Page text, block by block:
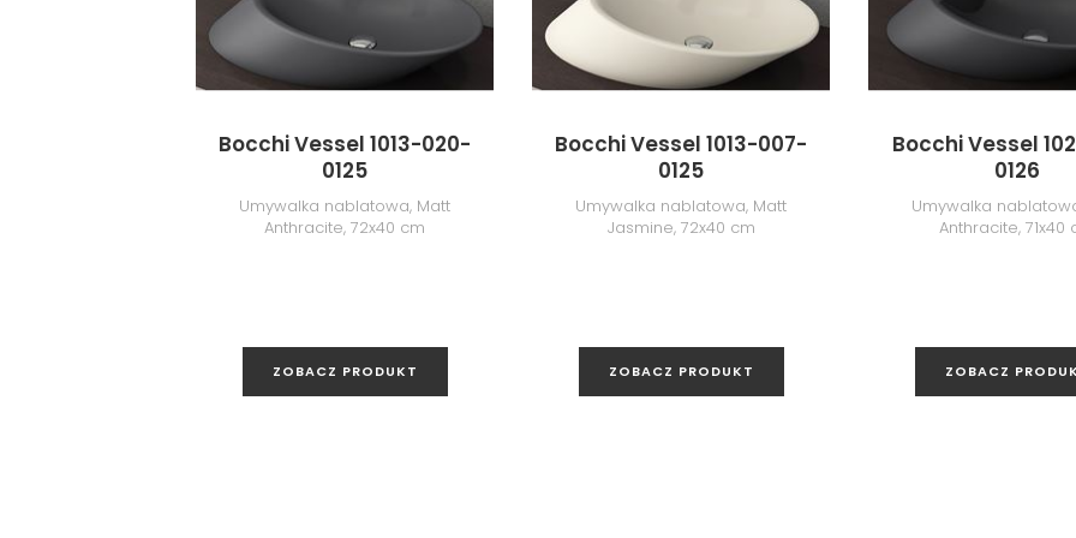
Bocchi Vessel 1013-020-
0125
Umywalka nablatowa, Matt
Anthracite, 72x40 cm
ZOBACZ PRODUKT
Bocchi Vessel 1013-007-
0125
Umywalka nablatowa, Matt
Jasmine, 72x40 cm
ZOBACZ PRODUKT
Bocchi Vessel
0126
Umywalka
Anthracite, 71x40
ZOBACZ